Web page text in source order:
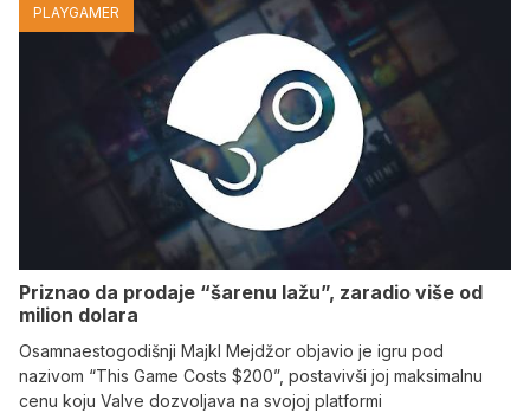
PLAYGAMER
Priznao da prodaje “šarenu lažu”, zaradio više od
milion dolara
Osamnaestogodišnji Majkl Mejdžor objavio je igru pod
nazivom “This Game Costs $200”, postavivši joj maksimalnu
cenu koju Valve dozvoljava na svojoj platformi